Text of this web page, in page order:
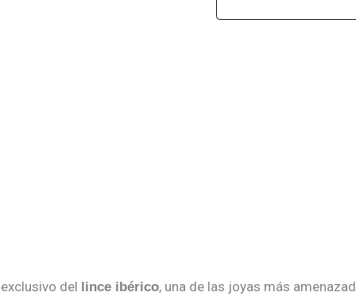
del lince ibérico, una de las joyas más